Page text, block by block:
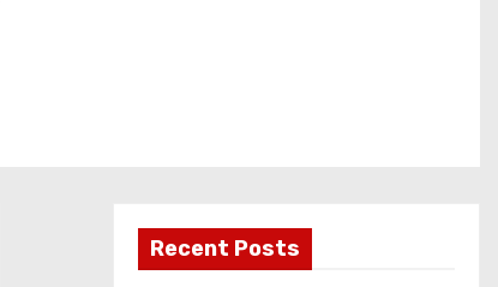
Recent Posts